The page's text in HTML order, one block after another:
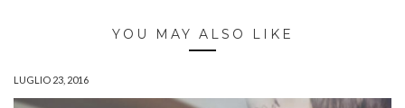
YOU MAY ALSO LIKE
LUGLIO 23, 2016